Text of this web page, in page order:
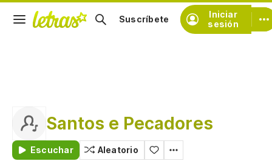
Iniciar
sesión
Suscríbete
Santos e Pecadores
Escuchar Aleatorio